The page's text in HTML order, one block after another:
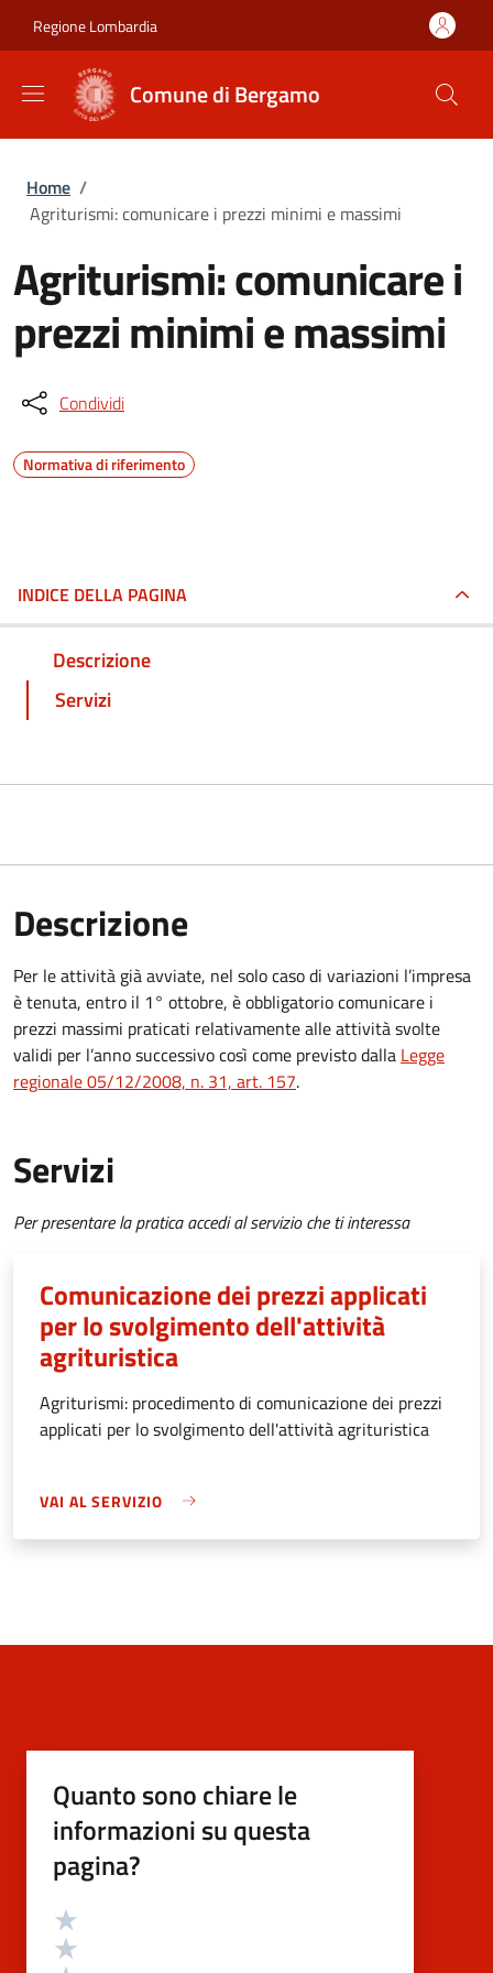
Regione Lombardia
Comune di Bergamo
Briciole di pane
Home /
Agriturismi: comunicare i prezzi minimi e massimi
Agriturismi: comunicare i
prezzi minimi e massimi
Condividi
Normativa di riferimento
INDICE DELLA PAGINA
Descrizione
Servizi
Descrizione
Per le attività già avviate, nel solo caso di variazioni l’impresa
è tenuta, entro il 1° ottobre, è obbligatorio comunicare i
prezzi massimi praticati relativamente alle attività svolte
validi per l’anno successivo così come previsto dalla Legge
regionale 05/12/2008, n. 31, art. 157.
Servizi
Per presentare la pratica accedi al servizio che ti interessa
Comunicazione dei prezzi applicati
per lo svolgimento dell'attività
agrituristica
Agriturismi: procedimento di comunicazione dei prezzi
applicati per lo svolgimento dell'attività agrituristica
VAI AL SERVIZIO
Quanto sono chiare le
informazioni su questa
pagina?
Valutazione